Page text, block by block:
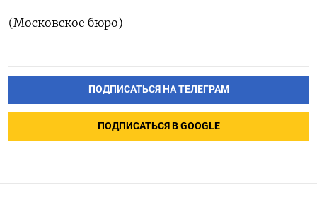
(Московское бюро)
ПОДПИСАТЬСЯ НА ТЕЛЕГРАМ
ПОДПИСАТЬСЯ В GOOGLE